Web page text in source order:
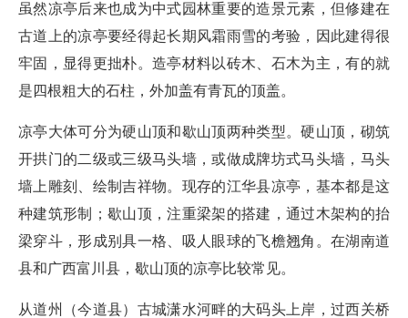
虽然凉亭后来也成为中式园林重要的造景元素，但修建在
古道上的凉亭要经得起长期风霜雨雪的考验，因此建得很
牢固，显得更拙朴。造亭材料以砖木、石木为主，有的就
是四根粗大的石柱，外加盖有青瓦的顶盖。
凉亭大体可分为硬山顶和歇山顶两种类型。硬山顶，砌筑
开拱门的二级或三级马头墙，或做成牌坊式马头墙，马头
墙上雕刻、绘制吉祥物。现存的江华县凉亭，基本都是这
种建筑形制；歇山顶，注重梁架的搭建，通过木架构的抬
梁穿斗，形成别具一格、吸人眼球的飞檐翘角。在湖南道
县和广西富川县，歇山顶的凉亭比较常见。
从道州（今道县）古城潇水河畔的大码头上岸，过西关桥